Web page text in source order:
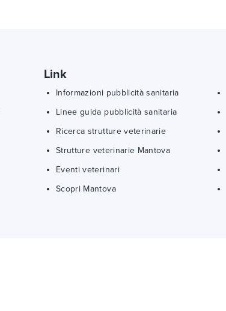
Link
Informazioni pubblicità sanitaria
Linee guida pubblicità sanitaria
Ricerca strutture veterinarie
Strutture veterinarie Mantova
Eventi veterinari
Scopri Mantova